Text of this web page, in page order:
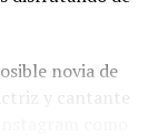
novia de
y cantante